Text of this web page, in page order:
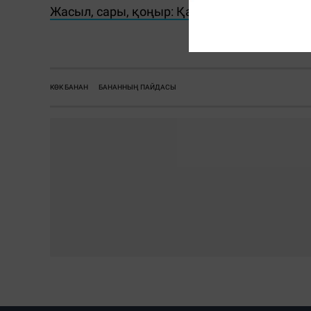
Жасыл, сары, қоңыр: Қай түсті банан
КӨК БАНАН БАНАННЫҢ ПАЙДАСЫ